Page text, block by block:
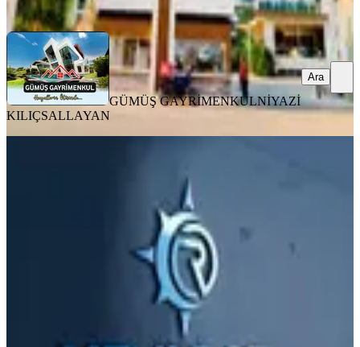
Ara
GÜMÜŞ GAYRİMENKULNİYAZİ
KILIÇSALLAYAN
Ara
Onikişubat, Yamaçtepe Mahallesi
55 m²·7. Kat·03.08.2026
2.300.000 ₺
YENİ ROTA İNŞAAT EMLAK Taner B